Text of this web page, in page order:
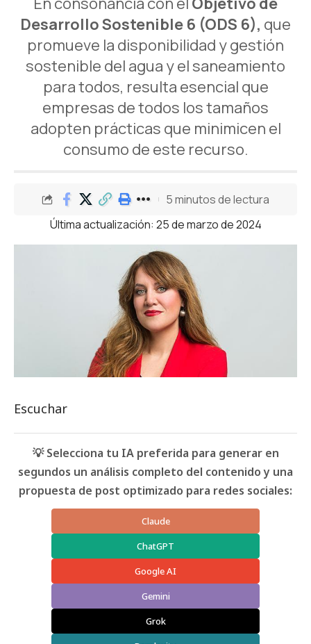
Desarrollo Sostenible 6 (ODS 6), que
promueve la disponibilidad y gestión
sostenible del agua y el saneamiento
para todos, resulta esencial que
empresas de todos los tamaños
adopten prácticas que minimicen el
consumo de este recurso.
Última actualización: 25 de marzo de 2024
5 minutos de lectura
Escuchar
💡 Selecciona tu IA preferida para generar en
segundos un análisis completo del contenido y una
propuesta de post optimizado para redes sociales:
Claude
ChatGPT
Google AI
Gemini
Grok